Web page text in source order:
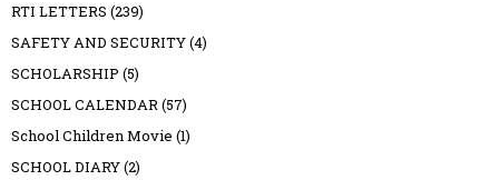
RTI LETTERS (239)
SAFETY AND SECURITY(4)
SCHOLARSHIP (5)
SCHOOL CALENDAR(57)
School Children Movie (1)
SCHOOL DIARY(2)